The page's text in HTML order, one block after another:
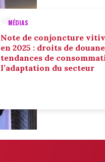
MÉDIAS
Note de conjoncture
en 2025 : droits de
tendances de
l’adaptation du secteur